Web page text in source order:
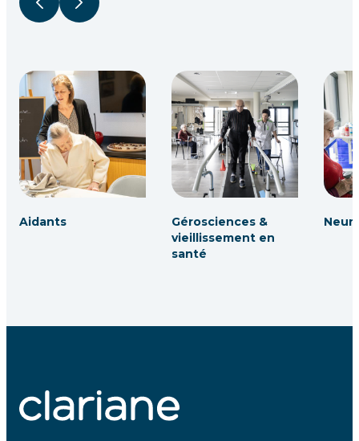
PrécédentSuivant
Aidants
Gérosciences &
vieillissement en
santé